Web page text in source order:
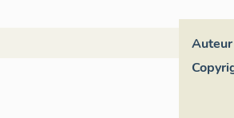
Auteur